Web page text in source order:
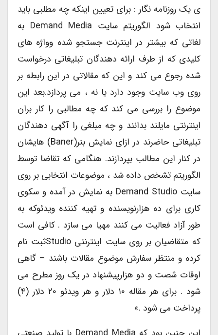
ی یک روزنامه نگار : برای تعیین اینکه چه مطلبی باید
انتخاب شود الگوریتم سایت Demand Media به
لغاتی که بیشتر در اینترنت جستجو شده وواژه های
کلیدی که از طرف ارائه دهندگان تبلیغاتی درخواست
شده رجوع می کند و این که مقالاتی در این رابطه بر
روی وب سایت وجود دارد یا نه ، می پردازد.بعد این
موضوع را بررسی می کند که چه مطالبی را کار بران
اینترنتی مایلند بدانند و چه مبلغی را آگهی دهندگان
تبلیغاتی حاضرند در ازای نمایش بنر(baner) هایشان
در کنار این مطالب بپردازند. هنگامی که تقاضا توسط
الگوریتم تشخص داده شد ، موضوعات انتخابی بر روی
سایت Demand Studio به نمایش در آمده و سکوی
کاری برای ده هزارنویسنده و تهیه کننده ویدئوکه به
طور آزاد فعالیت می کنند مهیا می سازد . کافی است
که متقاضیان بر روی سایت اینترنتی Studioثبت نام
کرده و منتظر سفارش موضوع مقالات باشند – گاهی
اوقات شصت و دو هزارپیشنهاد در یک روز مطرح می
شود . برای هر مقاله ۱۰ دلار و هر ویدئو ۲۰ دلار (۴)
پرداخت می شود .»